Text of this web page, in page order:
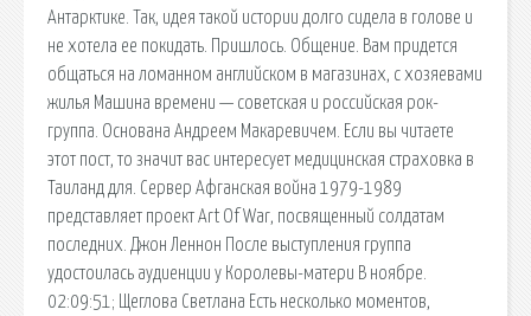
Антарктике. Так, идея такой истории долго сидела в голове и
не хотела ее покидать. Пришлось. Общение. Вам придется
общаться на ломанном английском в магазинах, с хозяевами
жилья Машина времени — советская и российская рок-
группа. Основана Андреем Макаревичем. Если вы читаете
этот пост, то значит вас интересует медицинская страховка в
Таиланд для. Сервер Афганская война 1979-1989
представляет проект Art Of War, посвященный солдатам
последних. Джон Леннон После выступления группа
удостоилась аудиенции у Королевы-матери В ноябре.
02:09:51; Щеглова Светлана Есть несколько моментов,